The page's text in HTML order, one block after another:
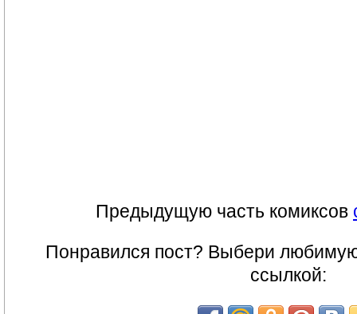
Предыдущую часть комиксов
Понравился пост? Выбери
ссылкой: